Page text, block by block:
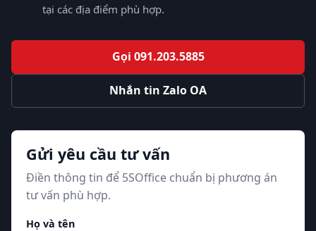
tại các địa điểm phù hợp.
Gọi 091.203.5885
Nhắn tin Zalo OA
Gửi yêu cầu tư vấn
Điền thông tin để 5SOffice chuẩn bị phương án
tư vấn phù hợp.
Họ và tên